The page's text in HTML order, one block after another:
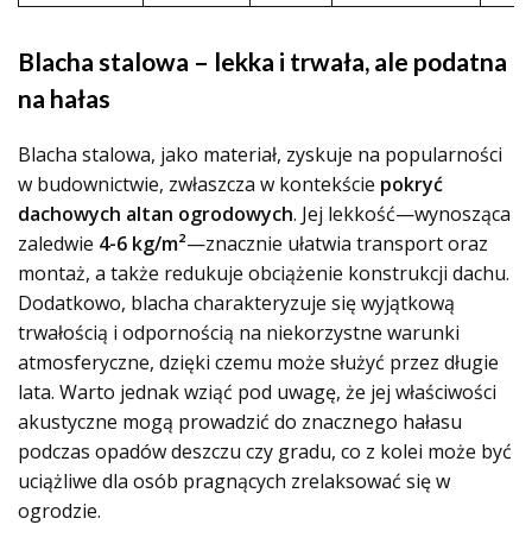
Blacha stalowa – lekka i trwała, ale podatna
na hałas
Blacha stalowa, jako materiał, zyskuje na popularności
w budownictwie, zwłaszcza w kontekście pokryć
dachowych altan ogrodowych. Jej lekkość—wynosząca
zaledwie 4-6 kg/m²—znacznie ułatwia transport oraz
montaż, a także redukuje obciążenie konstrukcji dachu.
Dodatkowo, blacha charakteryzuje się wyjątkową
trwałością i odpornością na niekorzystne warunki
atmosferyczne, dzięki czemu może służyć przez długie
lata. Warto jednak wziąć pod uwagę, że jej właściwości
akustyczne mogą prowadzić do znacznego hałasu
podczas opadów deszczu czy gradu, co z kolei może być
uciążliwe dla osób pragnących zrelaksować się w
ogrodzie.